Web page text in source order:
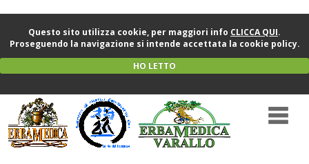
Questo sito utilizza cookie, per maggiori info CLICCA QUI.
Proseguendo la navigazione si intende accettata la cookie policy.
HO LETTO